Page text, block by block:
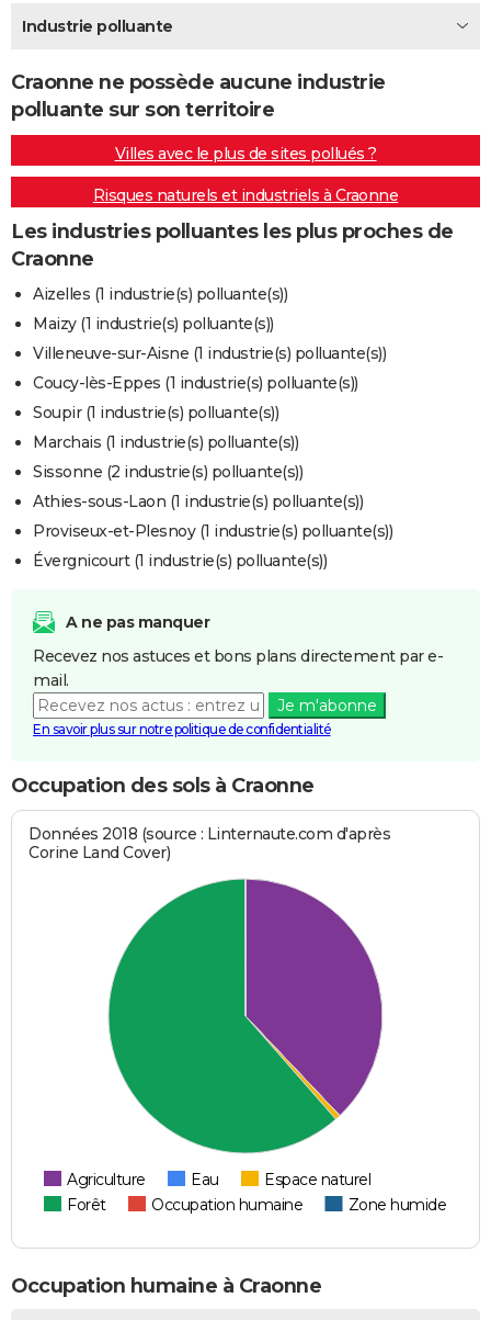
Destinations
City break
Voyage nature
Voyage de noces
Forum
Climat
+PHOTO
GUIDES D'ACHAT
BONS PLANS
CARTE DE VOEUX
Carte de Noël
Carte Bonne année
Carte Saint-Valentin
Carte Pâques
Carte d'anniversaire
DICTIONNAIRE
Dictionnaire
Biographies
Citations
Expressions
Proverbes
PROGRAMME TV
COPAINS D'AVANT
S'inscrire
Se connecter
Lycées
Collèges
Primaires
Universités
Entreprises
Service militaire
Avis de recherche
AVIS DE DÉCÈS
FORUM
Bricolage
Lifestyle
Culture
Sport
Auto
Television
Voyage
Cinema
Industrie polluante
Craonne ne possède aucune industrie
polluante sur son territoire
Villes avec le plus de sites pollués ?
Risques naturels et industriels à Craonne
Les industries polluantes les plus proches de
Craonne
Aizelles (1 industrie(s) polluante(s))
Maizy (1 industrie(s) polluante(s))
Villeneuve-sur-Aisne (1 industrie(s) polluante(s))
Coucy-lès-Eppes (1 industrie(s) polluante(s))
Soupir (1 industrie(s) polluante(s))
Marchais (1 industrie(s) polluante(s))
Sissonne (2 industrie(s) polluante(s))
Athies-sous-Laon (1 industrie(s) polluante(s))
Proviseux-et-Plesnoy (1 industrie(s) polluante(s))
Évergnicourt (1 industrie(s) polluante(s))
A ne pas manquer
Recevez nos astuces et bons plans directement par e-
mail.
Je m'abonne
En savoir plus sur notre politique de confidentialité
Occupation des sols à Craonne
Données 2018 (source : Linternaute.com d'après
Corine Land Cover)
Agriculture Eau
Espace naturel
Forêt
Occupation humaine Zone humide
Occupation humaine à Craonne